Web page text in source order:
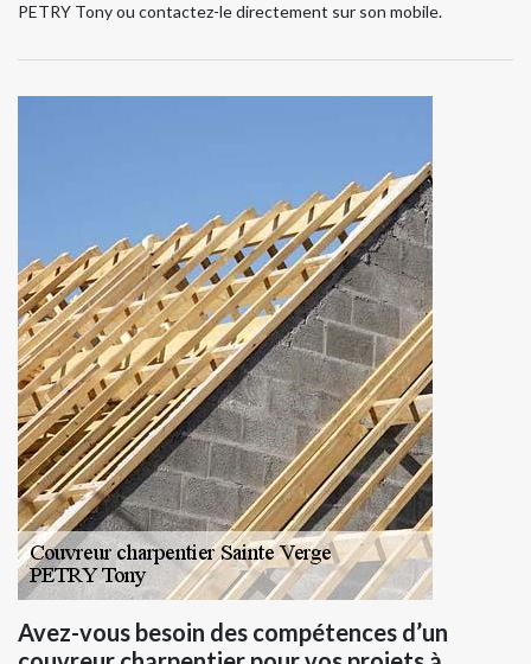
PETRY Tony ou contactez-le directement sur son mobile.
Avez-vous besoin des compétences d’un